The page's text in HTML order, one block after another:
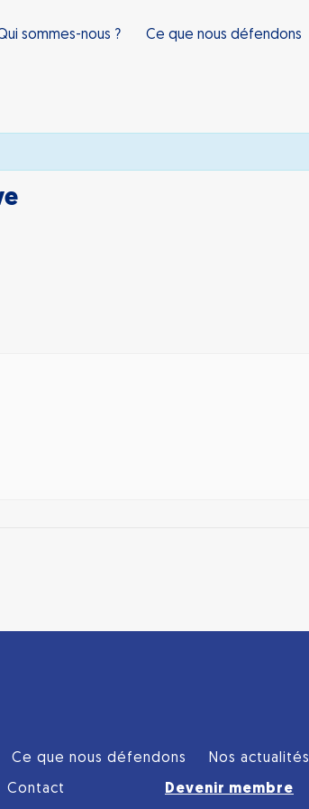
sommes-nous ? Ce que nous défendons
Ce que nous défendons Nos actualités
Contact Devenir membre